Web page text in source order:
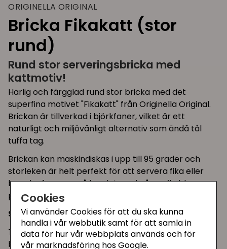
Cookies
Vi använder Cookies för att du ska kunna
handla i vår webbutik samt för att samla in
data för hur vår webbplats används och för
vår marknadsföring hos Google.
ORIGINELLA ORIGINAL
Bricka Fikakatt (stor
rund)
Rund stor serveringsbricka med
kattmotiv!
Härlig och färgglad rund stor bricka med det
superfina motivet "Fikakatt" från Originella Original.
Brickan är tillverkad i björkfaner, vilket är ett
naturligt och miljövänligt alternativ som ändå tål
tuffa tag.
Brickan kan maskindiskas i upp till 95 grader och
storleken är helt perfekt för att servera fika eller
bara ha framme på bordet med någon fin blomvas
på.
Storlek:38 cm i diameter
Tillverkad i Sverige av formpressad FSC-märkt
björkfanér med melaminbaserad tålig yta.